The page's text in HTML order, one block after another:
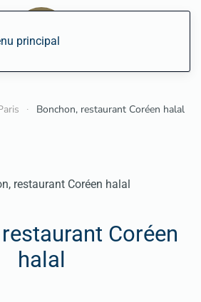
principal
Bonchon, restaurant Coréen halal
Coréen
halal